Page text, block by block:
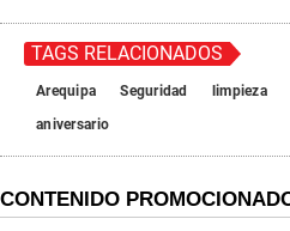
TAGS RELACIONADOS
Arequipa Seguridad limpieza
aniversario